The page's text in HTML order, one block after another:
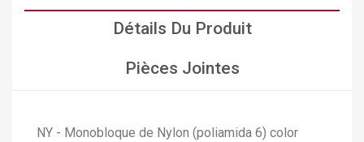
Détails Du Produit
Pièces Jointes
NY - Monobloque de Nylon (poliamida 6) color